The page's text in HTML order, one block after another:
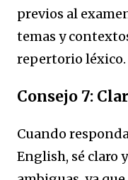
previos al
temas y
repertorio léxico.
Consejo 7:
Cuando
English, sé claro